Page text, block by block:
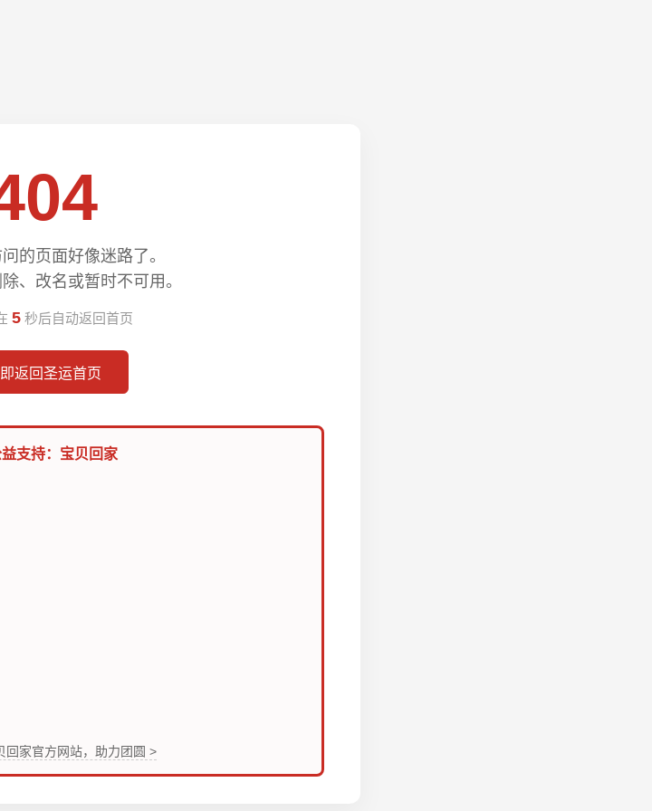
的页面好像迷路了。
、改名或暂时不可用。
5 秒后自动返回首页
返回圣运首页
支持：宝贝回家
回家官方网站，助力团圆 >